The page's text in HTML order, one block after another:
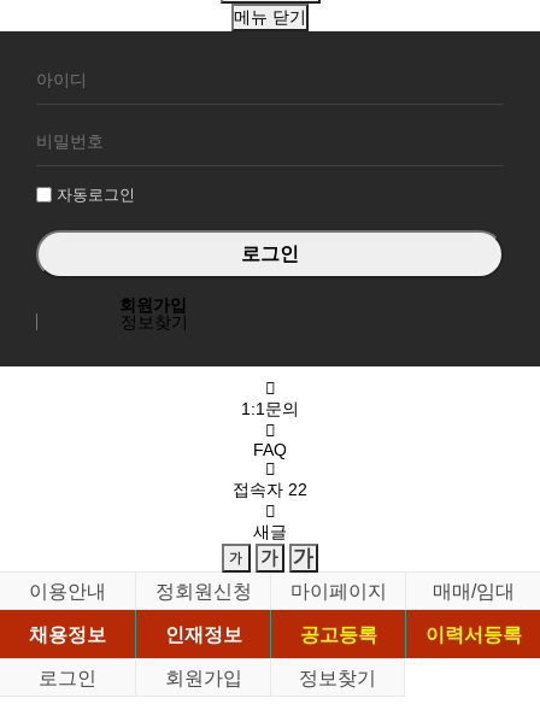
메뉴 닫기
원
그
자동로그인
회원가입
정보찾기
1:1문의
FAQ
접속자 22
새글
이용안내 정회원신청 마이페이지
매매/임대
채용정보
인재정보 공고등록
이력서등록
로그인
회원가입 정보찾기